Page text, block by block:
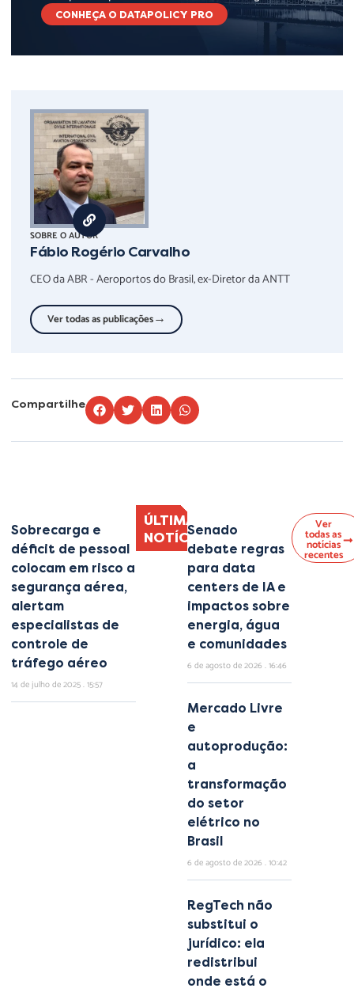
CONHEÇA O DATAPOLICY PRO
SOBRE O AUTOR
Fábio Rogério Carvalho
CEO da ABR - Aeroportos do Brasil, ex-Diretor da ANTT
Ver todas as publicações→
Compartilhe
Sobrecarga e
déficit de pessoal
colocam em risco a
segurança aérea,
alertam
especialistas de
controle de
tráfego aéreo
14 de julho de 2025 15:57
ÚLTIMAS
NOTÍCIASSenado
debate regras
para data
centers de IA e
impactos sobre
energia, água
e comunidades
6 de agosto de 2026 16:46
Mercado Livre
e
autoprodução:
a
transformação
do setor
elétrico no
Brasil
6 de agosto de 2026 10:42
RegTech não
substitui o
jurídico: ela
redistribui
onde está o
Ver
todas as
notícias
recentes